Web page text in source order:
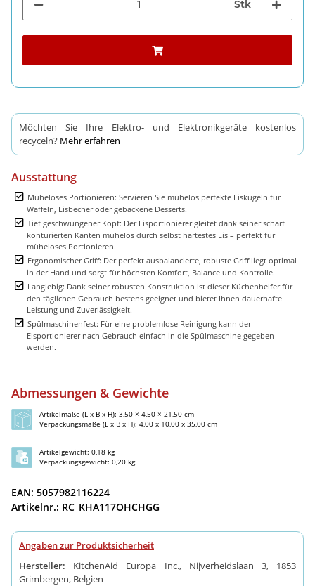
Stk
Möchten Sie Ihre Elektro- und Elektronikgeräte kostenlos
recyceln? Mehr erfahren
Ausstattung
Müheloses Portionieren: Servieren Sie mühelos perfekte Eiskugeln für
Waffeln, Eisbecher oder gebackene Desserts.
Tief geschwungener Kopf: Der Eisportionierer gleitet dank seiner scharf
konturierten Kanten mühelos durch selbst härtestes Eis – perfekt für
müheloses Portionieren.
Ergonomischer Griff: Der perfekt ausbalancierte, robuste Griff liegt optimal
in der Hand und sorgt für höchsten Komfort, Balance und Kontrolle.
Langlebig: Dank seiner robusten Konstruktion ist dieser Küchenhelfer für
den täglichen Gebrauch bestens geeignet und bietet Ihnen dauerhafte
Leistung und Zuverlässigkeit.
Spülmaschinenfest: Für eine problemlose Reinigung kann der
Eisportionierer nach Gebrauch einfach in die Spülmaschine gegeben
werden.
Abmessungen & Gewichte
Artikelmaße (L x B x H): 3,50 × 4,50 × 21,50 cm
Verpackungsmaße (L x B x H): 4,00 x 10,00 x 35,00 cm
Artikelgewicht: 0,18 kg
Verpackungsgewicht: 0,20 kg
EAN: 5057982116224
Artikelnr.: RC_KHA117OHCHGG
Angaben zur Produktsicherheit
Hersteller: KitchenAid Europa Inc., Nijverheidslaan 3, 1853
Grimbergen, Belgien